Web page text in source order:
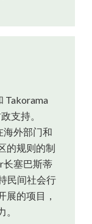
Takorama
支持。
海外部门和
的规则的制
长塞巴斯蒂
民间社会行
展的项目，